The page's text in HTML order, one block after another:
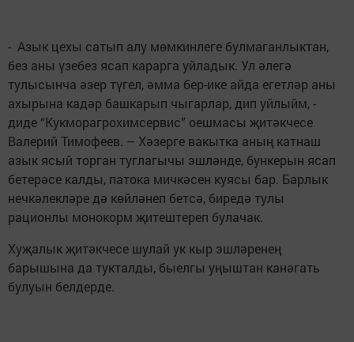
- Азык цехы сатып алу мөмкинлеге булмаганлыктан,
без аны үзебез ясап карарга уйладык. Ул әлегә
тулысынча әзер түгел, әмма бер-ике айда егетләр аны
ахырына кадәр башкарып чыгарлар, дип уйлыйм, -
диде “Кукморагрохимсервис” оешмасы җитәкчесе
Валерий Тимофеев. – Хәзерге вакытка аның катнаш
азык ясый торган туглагычы эшләнде, бункерын ясап
бетерәсе калды, патока мичкәсен куясы бар. Барлык
нечкәлекләре дә көйләнеп бетсә, биредә тулы
рационлы монокорм җитештереп булачак.
Хуҗалык җитәкчесе шулай ук кыр эшләренең
барышына да тукталды, быелгы уңыштан канәгать
булуын белдерде.